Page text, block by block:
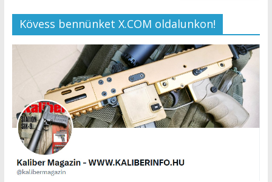
Kövess bennünket X.COM oldalunkon!